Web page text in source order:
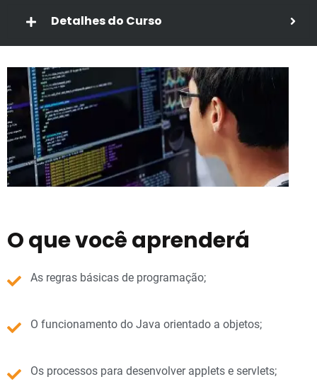
Detalhes do Curso
O que você aprenderá
As regras básicas de programação;
O funcionamento do Java orientado a objetos;
Os processos para desenvolver applets e servlets;